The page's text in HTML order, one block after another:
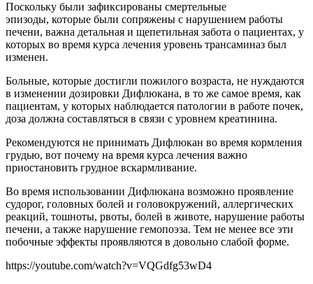
Поскольку были зафиксированы смертельные
эпизоды, которые были сопряжены с нарушением работы
печени, важна детальная и щепетильная забота о пациентах, у
которых во время курса лечения уровень трансаминаз был
изменен.
Больные, которые достигли пожилого возраста, не нуждаются
в изменении дозировки Дифлюкана, в то же самое время, как
пациентам, у которых наблюдается патологии в работе почек,
доза должна составляться в связи с уровнем креатинина.
Рекомендуются не принимать Дифлюкан во время кормления
грудью, вот почему на время курса лечения важно
приостановить грудное вскармливание.
Во время использовании Дифлюкана возможно проявление
судорог, головных болей и головокружений, аллергических
реакций, тошноты, рвоты, болей в животе, нарушение работы
печени, а также нарушение гемопоэза. Тем не менее все эти
побочные эффекты проявляются в довольно слабой форме.
https://youtube.com/watch?v=VQGdfg53wD4